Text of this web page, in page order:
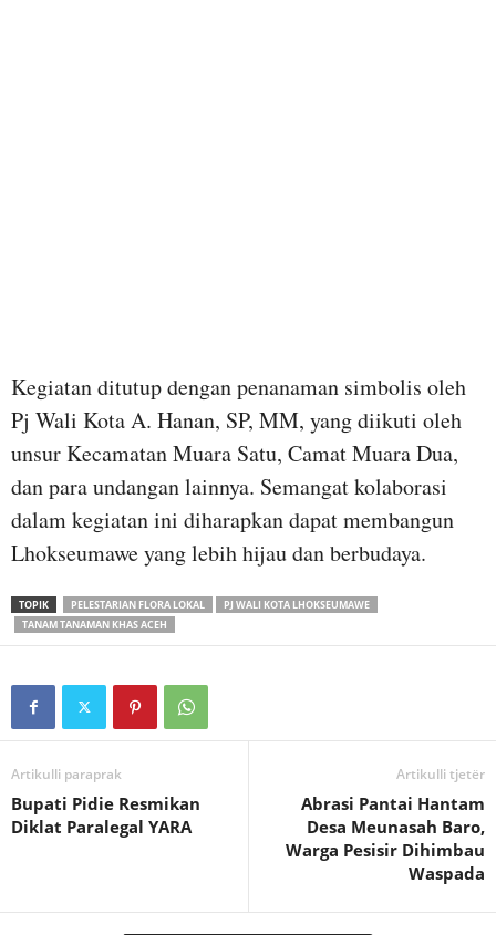
Kegiatan ditutup dengan penanaman simbolis oleh
Pj Wali Kota A. Hanan, SP, MM, yang diikuti oleh
unsur Kecamatan Muara Satu, Camat Muara Dua,
dan para undangan lainnya. Semangat kolaborasi
dalam kegiatan ini diharapkan dapat membangun
Lhokseumawe yang lebih hijau dan berbudaya.
TOPIK PELESTARIAN FLORA LOKAL
PJ WALI KOTA LHOKSEUMAWE
TANAM TANAMAN KHAS ACEH
Artikulli paraprak
Bupati Pidie Resmikan
Diklat Paralegal YARA
Artikulli tjetër
Abrasi Pantai Hantam
Desa Meunasah Baro,
Warga Pesisir Dihimbau
Waspada